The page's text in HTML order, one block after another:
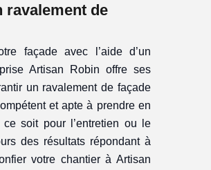
ravalement de
façade avec l’aide d’un
Artisan Robin offre ses
un ravalement de façade
et apte à prendre en
soit pour l’entretien ou le
des résultats répondant à
votre chantier à Artisan